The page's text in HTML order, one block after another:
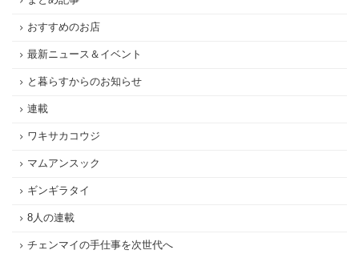
おすすめのお店
最新ニュース＆イベント
と暮らすからのお知らせ
連載
ワキサカコウジ
マムアンスック
ギンギラタイ
8人の連載
チェンマイの手仕事を次世代へ